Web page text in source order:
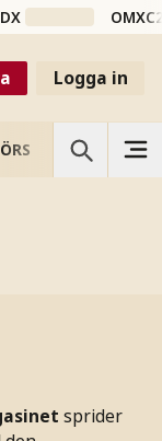
Logga in
VETENSKAP
sprider